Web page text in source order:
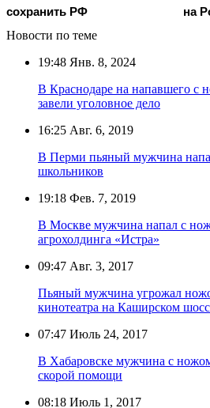
сохранить РФ
на
Новости по теме
19:48 Янв. 8, 2024
В Краснодаре на напавшего с
завели уголовное дело
16:25 Авг. 6, 2019
В Перми пьяный мужчина
школьников
19:18 Фев. 7, 2019
В Москве мужчина напал с
агрохолдинга «Истра»
09:47 Авг. 3, 2017
Пьяный мужчина угрожал
кинотеатра на Каширском
07:47 Июль 24, 2017
В Хабаровске мужчина с
скорой помощи
08:18 Июль 1, 2017